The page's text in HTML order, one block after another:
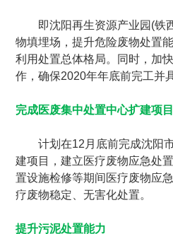
即沈阳再生资源产业园(铁
物填埋场，提升危险废物处置
利用处置总体格局。同时，加
作，确保2020年年底前完工并
完成医废集中处置中心扩建项目
计划在12月底前完成沈阳市
建项目，建立医疗废物应急处
置设施检修等期间医疗废物应
疗废物稳定、无害化处置。
提升污泥处置能力